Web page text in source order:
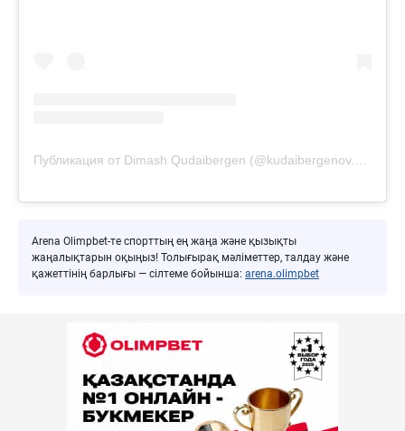
Arena Olimpbet-те спорттың ең жаңа және қызықты
жаңалықтарын оқыңыз! Толығырақ мәліметтер, талдау және
қажеттінің барлығы — сілтеме бойынша: arena.olimpbet